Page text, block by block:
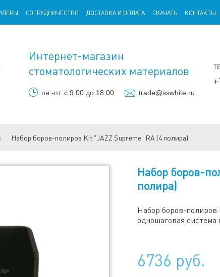
СОТРУДНИЧЕСТВО ДОСТАВКА И ОПЛАТА СКАЧАТЬ КОНТАКТЫ
Интернет-магазин
стоматологических материалов
пн.-пт. с 9.00 до 18.00 trade@sswhite.ru
Набор боров-полиров Kit "JAZZ Supreme" RA (4 полира)
Набор боров-
полира)
Набор боров-полиров
одношаговая система
6736 руб.